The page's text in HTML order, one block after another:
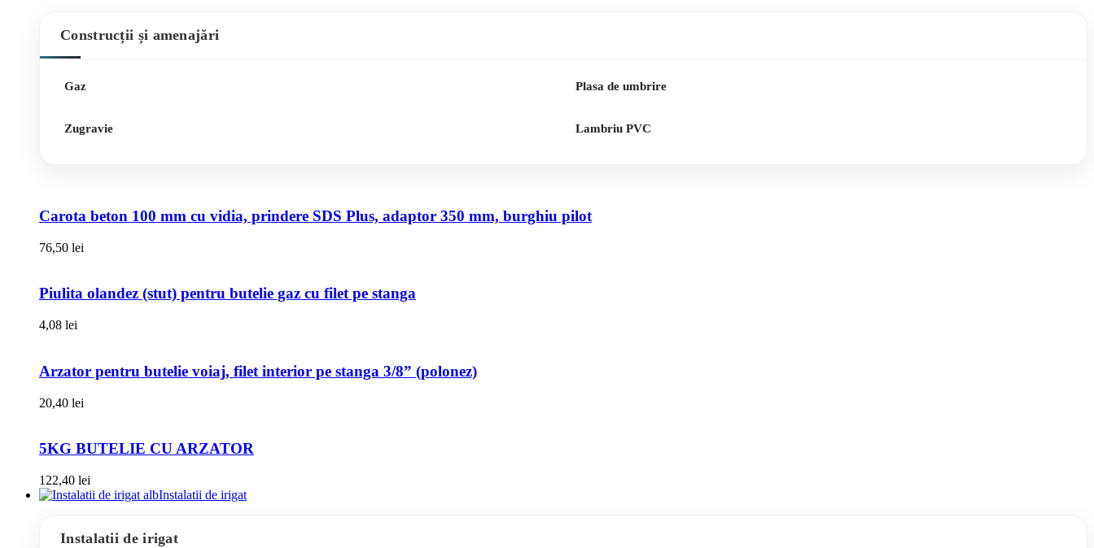
Construcții și amenajări
Gaz
Zugravie
Plasa de umbrire
Lambriu PVC
Carota beton 100 mm cu vidia, prindere SDS Plus, adaptor 350 mm, burghiu pilot
76,50 lei
Piulita olandez (stut) pentru butelie gaz cu filet pe stanga
4,08 lei
Arzator pentru butelie voiaj, filet interior pe stanga 3/8” (polonez)
20,40 lei
5KG BUTELIE CU ARZATOR
122,40 lei
Instalatii de irigat
Instalatii de irigat